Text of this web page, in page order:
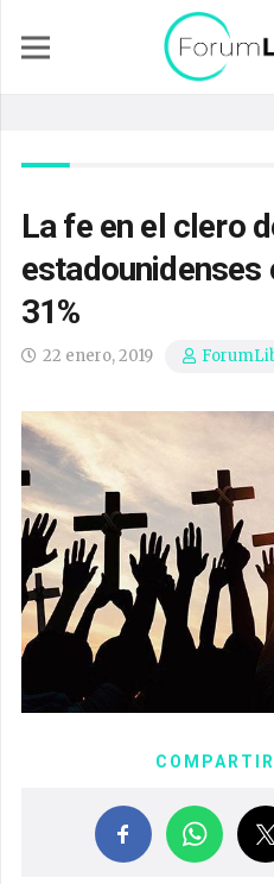
La fe en el clero
estadounidenses
31%
22 enero, 2019